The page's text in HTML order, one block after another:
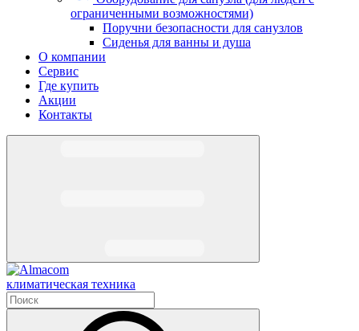
ограниченными возможностями)
Поручни безопасности для санузлов
Сиденья для ванны и душа
О компании
Сервис
Где купить
Акции
Контакты
климатическая техника